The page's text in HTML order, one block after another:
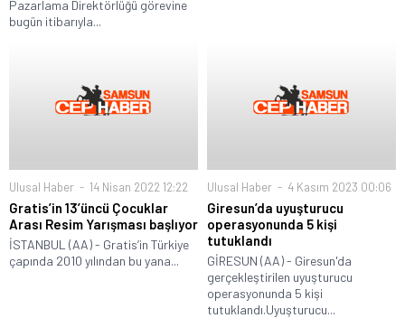
Pazarlama Direktörlüğü görevine
bugün itibarıyla...
Ulusal Haber 14 Nisan 2022 12:22
Gratis’in 13’üncü Çocuklar
Arası Resim Yarışması başlıyor
İSTANBUL (AA) - Gratis’in Türkiye
çapında 2010 yılından bu yana...
Ulusal Haber 4 Kasım 2023 00:06
Giresun’da uyuşturucu
operasyonunda 5 kişi
tutuklandı
GİRESUN (AA) - Giresun'da
gerçekleştirilen uyuşturucu
operasyonunda 5 kişi
tutuklandı.Uyuşturucu...